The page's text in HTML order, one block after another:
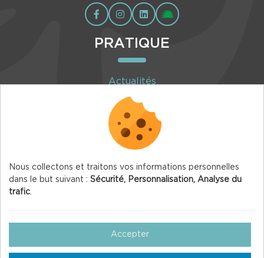
PRATIQUE
Actualités
Agenda
Inscription à la newsletter
Gestion des Cookies
Nous collectons et traitons vos informations personnelles
dans le but suivant : Sécurité, Personnalisation, Analyse du
trafic.
Accepter